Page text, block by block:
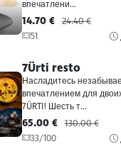
впечатлени...
14.70 € 24.40 €
51
7Ürti resto
Насладитесь
впечатлением для
7ÜRTI! Шесть т...
65.00 € 130.00 €
33/100